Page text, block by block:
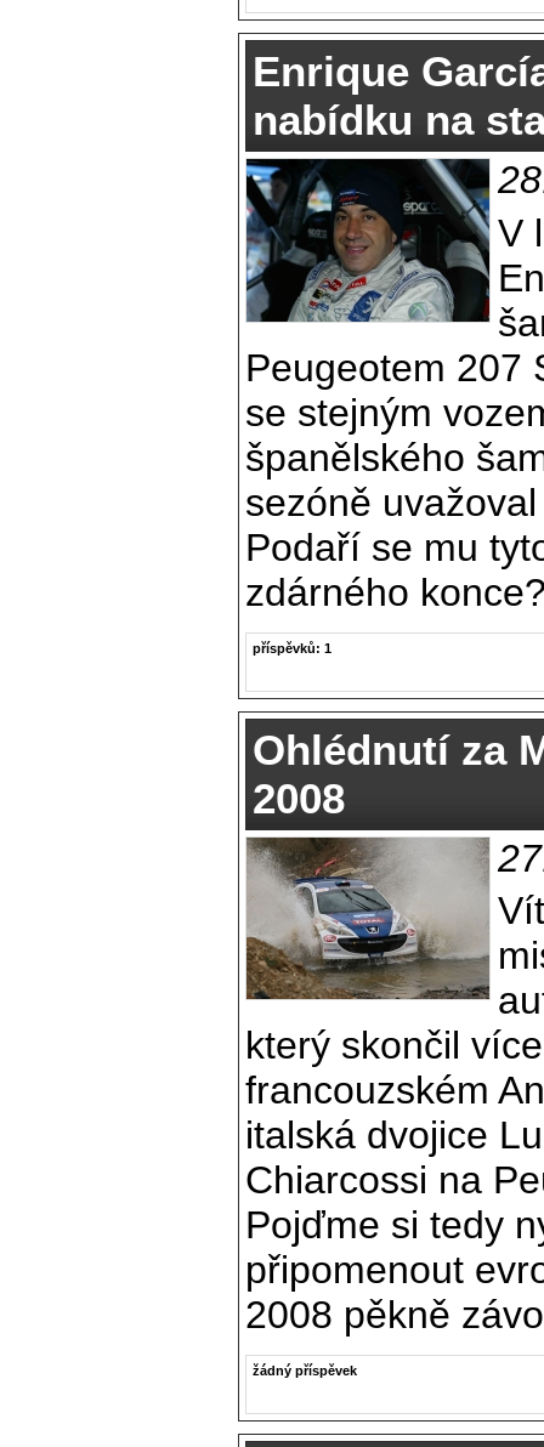
Enrique
nabídku na
V
Peugeotem 207
se stejným
španělského
sezóně
Podaří se mu
zdárného
příspěvků: 1
Ohlédnutí za
2008
který skončil
francouzském
italská dvojice
Chiarcossi na
Pojďme si tedy
připomenout
2008 pěkně
žádný příspěvek